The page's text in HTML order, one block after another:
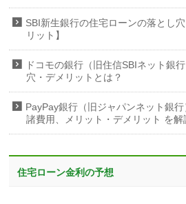
SBI新生銀行の住宅ローンの落とし
リット】
ドコモの銀行（旧住信SBIネット銀
穴・デメリットとは？
PayPay銀行（旧ジャパンネット銀
諸費用、メリット・デメリット を解
住宅ローン金利の予想